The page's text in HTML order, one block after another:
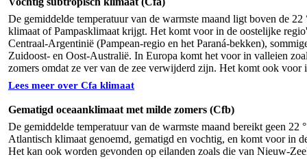
De gemiddelde temperatuur van de warmste maand ligt boven de
klimaat of Pampasklimaat krijgt. Het komt voor in de oostelijke
Centraal-Argentinië (Pampean-regio en het Paraná-bekken),
Zuidoost- en Oost-Australië. In Europa komt het voor in valleien
zomers omdat ze ver van de zee verwijderd zijn. Het komt ook
Lees meer over Cfa klimaat
Gematigd oceaanklimaat met milde zomers (Cfb)
De gemiddelde temperatuur van de warmste maand bereikt geen
Atlantisch klimaat genoemd, gematigd en vochtig, en komt voor in
Het kan ook worden gevonden op eilanden zoals die van Nieuw-